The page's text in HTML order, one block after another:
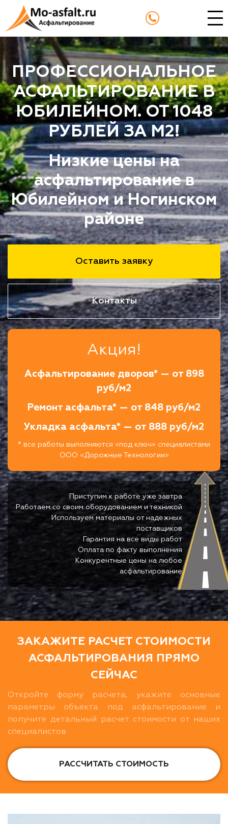
ПРОФЕССИОНАЛЬНОЕ
АСФАЛЬТИРОВАНИЕ В
ЮБИЛЕЙНОМ. ОТ 1048
РУБЛЕЙ ЗА М2!
Низкие цены на
асфальтирование в
Юбилейном и Ногинском
районе
Оставить заявку
Контакты
Акция!
Асфальтирование дворов* — от 898
руб/м2
Ремонт асфальта* — от 848 руб/м2
Укладка асфальта* — от 888 руб/м2
* все работы выполняются «под ключ» специалистами
ООО «Дорожные Технологии»
Приступим к работе уже завтра
Работаем со своим оборудованием и техникой
Используем материалы от надежных
поставщиков
Гарантия на все виды работ
Оплата по факту выполнения
Конкурентные цены на любое
асфальтирование
ЗАКАЖИТЕ РАСЧЕТ СТОИМОСТИ
АСФАЛЬТИРОВАНИЯ ПРЯМО
СЕЙЧАС
Откройте форму расчета, укажите основные
параметры объекта под асфальтирование и
получите детальный расчет стоимости от наших
специалистов
РАССЧИТАТЬ СТОИМОСТЬ